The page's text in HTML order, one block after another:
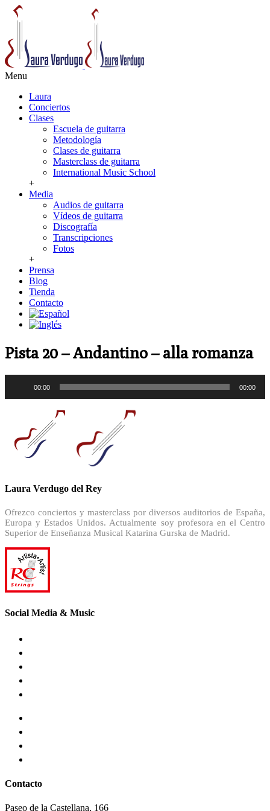
Menu
Laura
Conciertos
Clases
Escuela de guitarra
Metodología
Clases de guitarra
Masterclass de guitarra
International Music School
+
Media
Audios de guitarra
Vídeos de guitarra
Discografía
Transcripciones
Fotos
+
Prensa
Blog
Tienda
Contacto
Pista 20 – Andantino – alla romanza
audio
00:00 00:00
Laura Verdugo del Rey
Ofrezco conciertos y masterclass por diversos auditorios de España,
Europa y Estados Unidos. Actualmente soy profesora en el Centro
Superior de Enseñanza Musical Katarina Gurska de Madrid.
Social Media & Music
Contacto
Paseo de la Castellana, 166